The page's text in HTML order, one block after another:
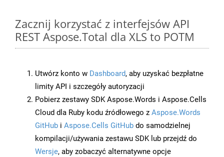
Zacznij korzystać z interfejsów API
REST Aspose.Total dla XLS to POTM
Utwórz konto w Dashboard, aby uzyskać bezpłatne
limity API i szczegóły autoryzacji
Pobierz zestawy SDK Aspose.Words i Aspose.Cells
Cloud dla Ruby kodu źródłowego z Aspose.Words
GitHub i Aspose.Cells GitHub do samodzielnej
kompilacji/używania zestawu SDK lub przejdź do
Wersje, aby zobaczyć alternatywne opcje